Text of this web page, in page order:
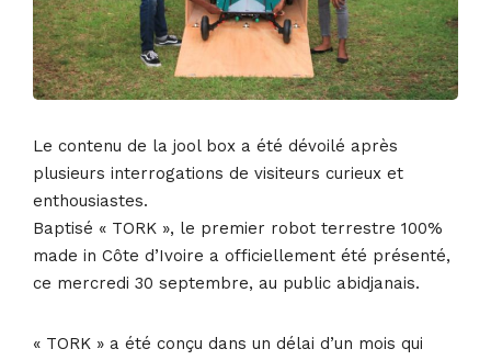
Le contenu de la jool box a été dévoilé après
plusieurs interrogations de visiteurs curieux et
enthousiastes.
Baptisé « TORK », le premier robot terrestre 100%
made in Côte d’Ivoire a officiellement été présenté,
ce mercredi 30 septembre, au public abidjanais.
« TORK » a été conçu dans un délai d’un mois qui